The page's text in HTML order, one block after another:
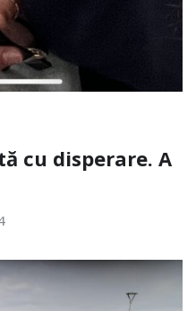
cu disperare. A